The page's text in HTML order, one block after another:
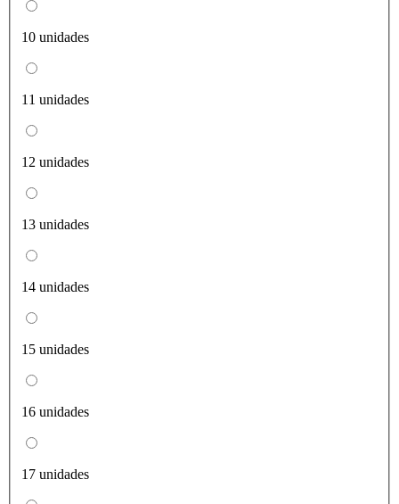
10 unidades
11 unidades
12 unidades
13 unidades
14 unidades
15 unidades
16 unidades
17 unidades